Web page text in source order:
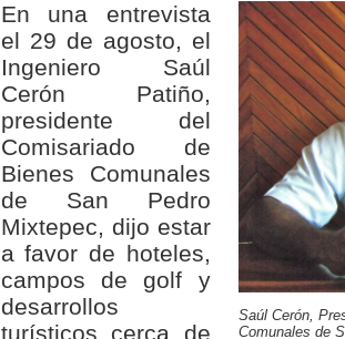
Saúl Cerón,
Comunales de
En una entrevista
el 29 de agosto, el
Ingeniero Saúl
Cerón Patiño,
presidente del
Comisariado de
Bienes Comunales
de San Pedro
Mixtepec, dijo estar
a favor de hoteles,
campos de golf y
desarrollos
turísticos cerca de